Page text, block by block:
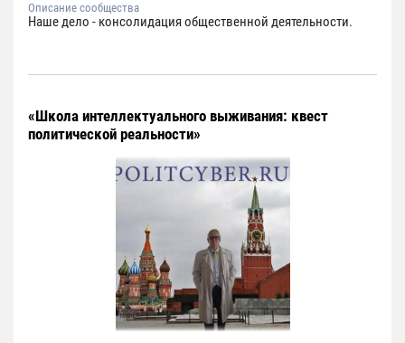
Описание сообщества
Наше дело - консолидация общественной деятельности.
«Школа интеллектуального выживания: квест
политической реальности»